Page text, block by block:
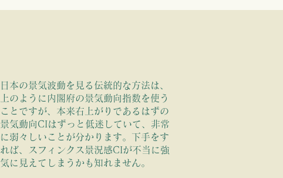
（5月まで、軸省略）
馴染むようです
す
…
名目と実質の中間あたりが
日本の景気波動を見る伝統的な方法は、
上のように内閣府の景気動向指数を使う
ことですが、本来右上がりであるはずの
景気動向CIはずっと低迷していて、非常
に弱々しいことが分かります。下手をす
れば、スフィンクス景況感CIが不当に強
気に見えてしまうかも知れません。